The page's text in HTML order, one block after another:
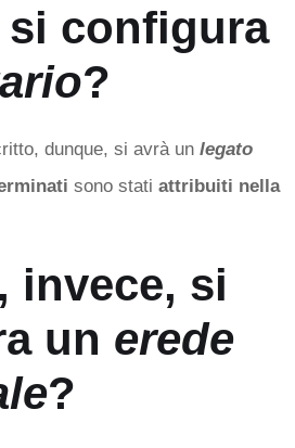
si configura
?
dunque, si avrà un legato
sono stati attribuiti nella
invece, si
un erede
?